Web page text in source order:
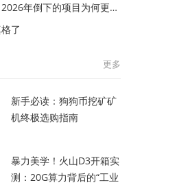
没有暴雷没有黑客，2026年倒下的项目为何更多？
了
更多
新手必读：狗狗币挖矿矿
机终极选购指南
暴力美学！火山D3开箱实
测：20G算力背后的“工业